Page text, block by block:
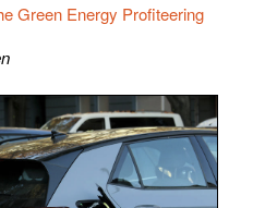
Green Energy Profiteering